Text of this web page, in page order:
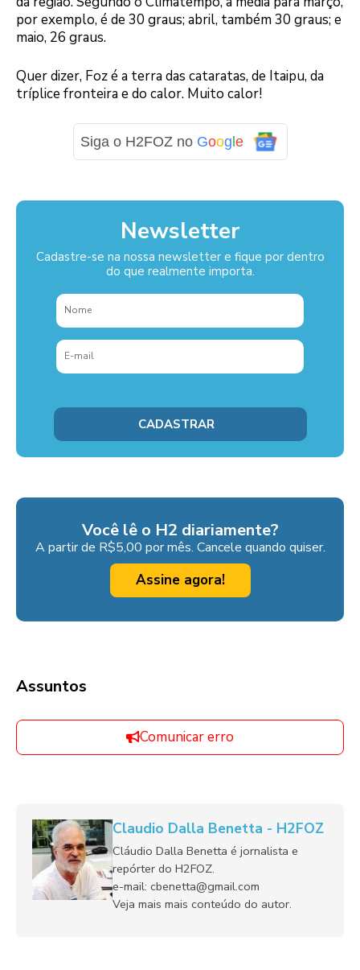
por exemplo, é de 30 graus; abril, também 30 graus; e
maio, 26 graus.
Quer dizer, Foz é a terra das cataratas, de Itaipu, da
tríplice fronteira e do calor. Muito calor!
Siga o H2FOZ no Goog e
Newsletter
Cadastre-se na nossa newsletter e fique por dentro
do que realmente importa.
Você lê o H2 diariamente?
A partir de R$5,00 por mês. Cancele quando quiser.
Assine agora!
Assuntos
Comunicar erro
Claudio Dalla Benetta - H2FOZ
Cláudio Dalla Benetta é jornalista e
repórter do H2FOZ.
e-mail: cbenetta@gmail.com
Veja mais mais conteúdo do autor.